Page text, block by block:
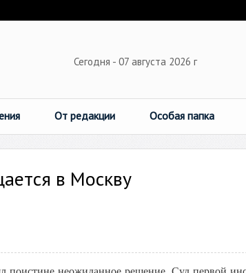
Сегодня - 07 августа 2026 г
От редакции Особая папка
в Москву